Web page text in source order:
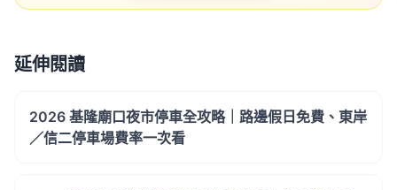
延伸閱讀
2026 基隆廟口夜市停車全攻略｜路邊假日免費、東岸
／信二停車場費率一次看